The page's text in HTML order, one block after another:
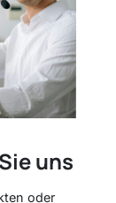
uns
oder